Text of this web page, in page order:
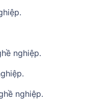
nghiệp.
nghiệp.